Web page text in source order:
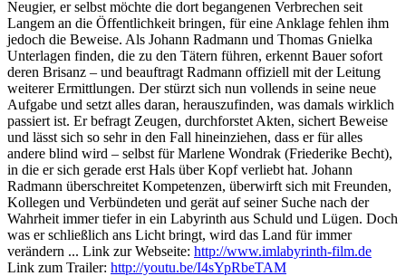
Neugier, er selbst möchte die dort begangenen Verbrechen seit
Langem an die Öffentlichkeit bringen, für eine Anklage fehlen ihm
jedoch die Beweise. Als Johann Radmann und Thomas Gnielka
Unterlagen finden, die zu den Tätern führen, erkennt Bauer sofort
deren Brisanz – und beauftragt Radmann offiziell mit der Leitung
weiterer Ermittlungen. Der stürzt sich nun vollends in seine neue
Aufgabe und setzt alles daran, herauszufinden, was damals wirklich
passiert ist. Er befragt Zeugen, durchforstet Akten, sichert Beweise
und lässt sich so sehr in den Fall hineinziehen, dass er für alles
andere blind wird – selbst für Marlene Wondrak (Friederike Becht),
in die er sich gerade erst Hals über Kopf verliebt hat. Johann
Radmann überschreitet Kompetenzen, überwirft sich mit Freunden,
Kollegen und Verbündeten und gerät auf seiner Suche nach der
Wahrheit immer tiefer in ein Labyrinth aus Schuld und Lügen. Doch
was er schließlich ans Licht bringt, wird das Land für immer
verändern ... Link zur Webseite: http://www.imlabyrinth-film.de
Link zum Trailer: http://youtu.be/I4sYpRbeTAM